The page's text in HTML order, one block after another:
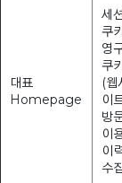
대표
Homepage
세션
쿠
영
쿠키
(웹
이
방
이
이
수